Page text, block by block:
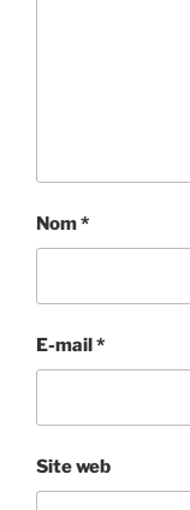
Nom*
E-mail*
Site web